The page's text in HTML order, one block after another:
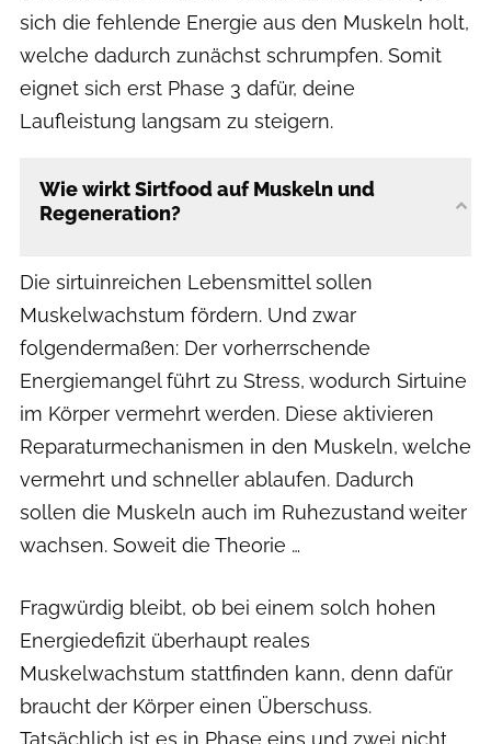
sich die fehlende Energie aus den Muskeln holt,
welche dadurch zunächst schrumpfen. Somit
eignet sich erst Phase 3 dafür, deine
Laufleistung langsam zu steigern.
Wie wirkt Sirtfood auf Muskeln und
Regeneration?
Die sirtuinreichen Lebensmittel sollen
Muskelwachstum fördern. Und zwar
folgendermaßen: Der vorherrschende
Energiemangel führt zu Stress, wodurch Sirtuine
im Körper vermehrt werden. Diese aktivieren
Reparaturmechanismen in den Muskeln, welche
vermehrt und schneller ablaufen. Dadurch
sollen die Muskeln auch im Ruhezustand weiter
wachsen. Soweit die Theorie …
Fragwürdig bleibt, ob bei einem solch hohen
Energiedefizit überhaupt reales
Muskelwachstum stattfinden kann, denn dafür
braucht der Körper einen Überschuss.
Tatsächlich ist es in Phase eins und zwei nicht